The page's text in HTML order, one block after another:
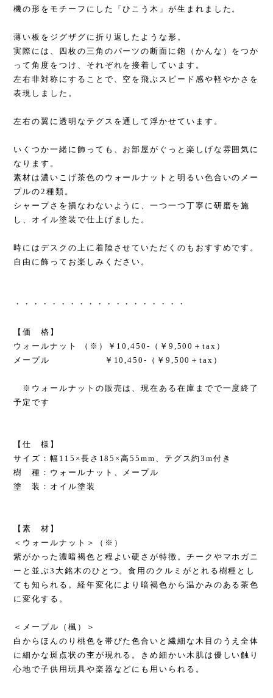
機の形をモチーフにした「ひこう木」が生まれました。
薄い板をジグザグに折り返したような形。
実際には、四枚の三角のパーツの断面に鉋（かんな）をつか
って角度をつけ、それぞれを接着しています。
左右非対称にすることで、空を飛ぶスピード感や軽やかさを
表現しました。
左右の翼に透明なテグスを通して浮かせています。
いくつか一緒に飾っても、お部屋がぐっと楽しげな雰囲気に
なります。
素材は濃いこげ茶色のウォールナットと明るい色合いのメー
プルの2種類。
シャープさを損なわないように、一つ一つ丁寧に研磨を施
し、オイル塗装で仕上げました。
時にはデスクの上に着陸させていただくのもおすすめです。
自由に飾ってお楽しみください。
・・・・・・・・・・・・・・・・・・・
【価 格】
ウォールナット （※）￥10,450-（￥9,500＋tax）
メープル ￥10,450-（￥9,500＋tax）
※ウォールナットの販売は、現在ある在庫までで一度終了
予定です
【仕 様】
サイズ：幅115×長さ185×高55mm、テグス約3m付き
樹 種：ウォールナット、メープル
塗 装：オイル塗装
【素 材】
＜ウォールナット＞（※）
紫がかった濃暗褐色と程よい硬さが特徴。チークやマホガニ
ーと並ぶ3大銘木のひとつ。食用のクルミがとれる樹種とし
ても知られる。経年変化により暗褐色から温かみのある茶色
に変化する。
＜メープル（楓）＞
白からほんのり桃色を帯びた色合いと繊細な木目のうえ全体
に細かな斑点状の杢が現れる。きめ細かい木肌は優しい触り
心地で子供用玩具や楽器などにも用いられる。